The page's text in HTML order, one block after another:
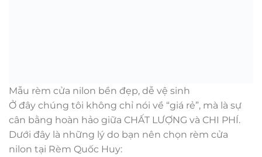
Mẫu rèm cửa nilon bền đẹp, dễ vệ sinh
Ở đây chúng tôi không chỉ nói về “giá rẻ”, mà là sự
cân bằng hoàn hảo giữa CHẤT LƯỢNG và CHI PHÍ.
Dưới đây là những lý do bạn nên chọn rèm cửa
nilon tại Rèm Quốc Huy: